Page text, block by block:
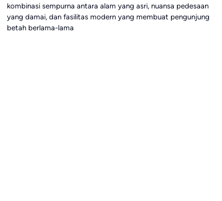
kombinasi sempurna antara alam yang asri, nuansa pedesaan
yang damai, dan fasilitas modern yang membuat pengunjung
betah berlama-lama